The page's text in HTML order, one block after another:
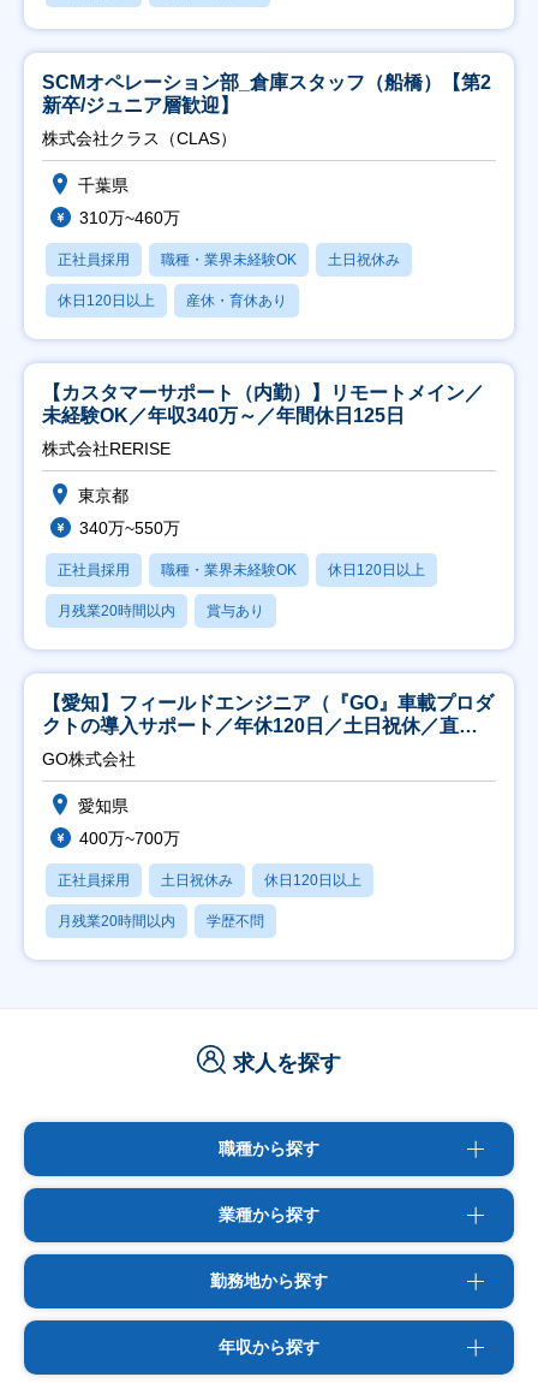
SCMオペレーション部_倉庫スタッフ（船橋）【第2
新卒/ジュニア層歓迎】
株式会社クラス（CLAS）
千葉県
310万~460万
正社員採用 職種・業界未経験OK 土日祝休み
休日120日以上 産休・育休あり
【カスタマーサポート（内勤）】リモートメイン／
未経験OK／年収340万～／年間休日125日
株式会社RERISE
東京都
340万~550万
正社員採用 職種・業界未経験OK 休日120日以上
月残業20時間以内 賞与あり
【愛知】フィールドエンジニア（『GO』車載プロダ
クトの導入サポート／年休120日／土日祝休／直行
直帰
GO株式会社
愛知県
400万~700万
正社員採用 土日祝休み 休日120日以上
月残業20時間以内 学歴不問
求人を探す
職種から探す
業種から探す
勤務地から探す
年収から探す